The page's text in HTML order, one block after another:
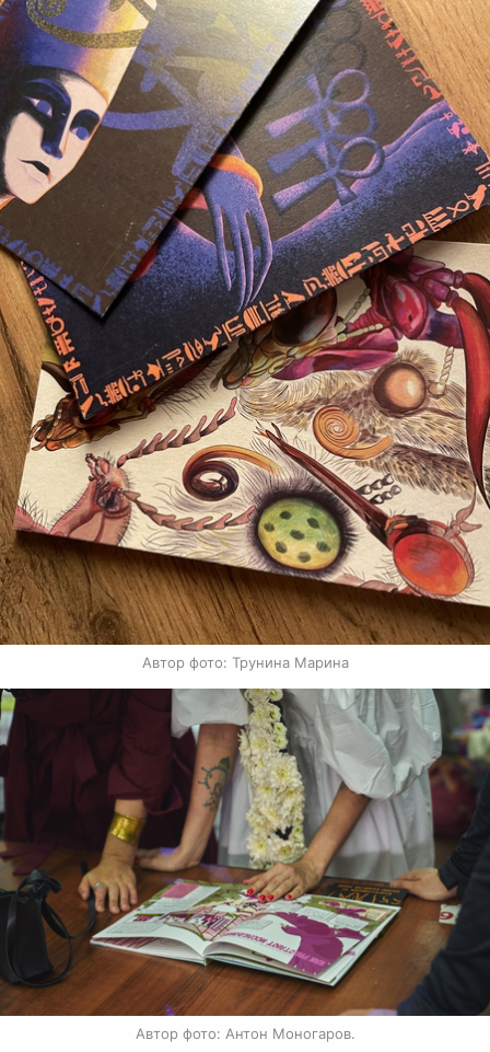
Автор фото: Трунина Марина
Автор фото: Антон Моногаров.